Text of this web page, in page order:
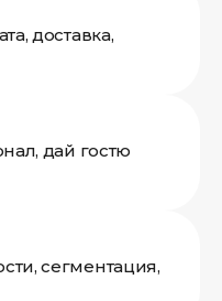
доставка,
дай гостю
сегментация,